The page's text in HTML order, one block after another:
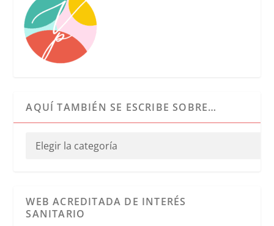
AQUÍ TAMBIÉN SE ESCRIBE SOBRE…
WEB ACREDITADA DE INTERÉS
SANITARIO